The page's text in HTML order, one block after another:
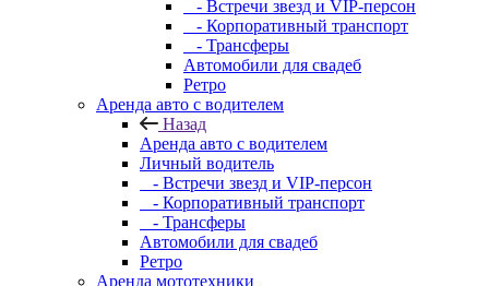
- Встречи звезд и VIP-персон
- Корпоративный транспорт
- Трансферы
Автомобили для свадеб
Ретро
Аренда авто с водителем
Назад
Аренда авто с водителем
Личный водитель
- Встречи звезд и VIP-персон
- Корпоративный транспорт
- Трансферы
Автомобили для свадеб
Ретро
Аренда мототехники